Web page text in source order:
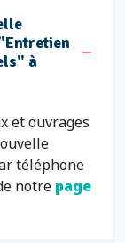
à
et ouvrages
téléphone
notre page